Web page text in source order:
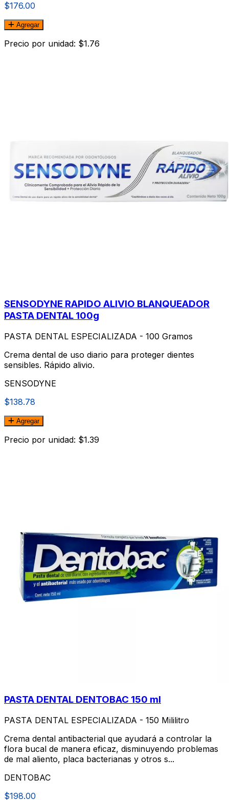
$176.00
Agregar
Precio por unidad: $1.76
SENSODYNE RAPIDO ALIVIO BLANQUEADOR
PASTA DENTAL 100g
PASTA DENTAL ESPECIALIZADA - 100 Gramos
Crema dental de uso diario para proteger dientes
sensibles. Rápido alivio.
SENSODYNE
$138.78
Agregar
Precio por unidad: $1.39
PASTA DENTAL DENTOBAC 150 ml
PASTA DENTAL ESPECIALIZADA - 150 Mililitro
Crema dental antibacterial que ayudará a controlar la
flora bucal de manera eficaz, disminuyendo problemas
de mal aliento, placa bacterianas y otros s...
DENTOBAC
$198.00